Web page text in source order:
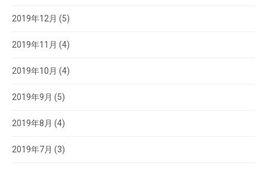
2019年12月 (5)
2019年11月 (4)
2019年10月 (4)
2019年9月 (5)
2019年8月 (4)
2019年7月 (3)